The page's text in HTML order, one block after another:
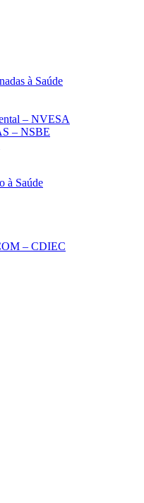
à Saúde
– NVESA
– NSBE
à Saúde
– CDIEC